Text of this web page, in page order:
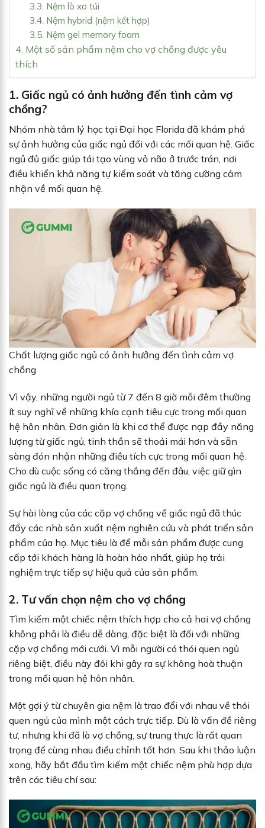
3.3. Nệm lò xo túi
3.4. Nệm hybrid (nệm kết hợp)
3.5. Nệm gel memory foam
4. Một số sản phẩm nệm cho vợ chồng được yêu
thích
1. Giấc ngủ có ảnh hưởng đến tình cảm vợ
chồng?
Nhóm nhà tâm lý học tại Đại học Florida đã khám phá
sự ảnh hưởng của giấc ngủ đối với các mối quan hệ. Giấc
ngủ đủ giấc giúp tái tạo vùng vỏ não ở trước trán, nơi
điều khiển khả năng tự kiểm soát và tăng cường cảm
nhận về mối quan hệ.
Chất lượng giấc ngủ có ảnh hưởng đến tình cảm vợ
chồng
Vì vậy, những người ngủ từ 7 đến 8 giờ mỗi đêm thường
ít suy nghĩ về những khía cạnh tiêu cực trong mối quan
hệ hôn nhân. Đơn giản là khi cơ thể được nạp đầy năng
lượng từ giấc ngủ, tinh thần sẽ thoải mái hơn và sẵn
sàng đón nhận những điều tích cực trong mối quan hệ.
Cho dù cuộc sống có căng thẳng đến đâu, việc giữ gìn
giấc ngủ là điều quan trọng.
Sự hài lòng của các cặp vợ chồng về giấc ngủ đã thúc
đẩy các nhà sản xuất nệm nghiên cứu và phát triển sản
phẩm của họ. Mục tiêu là để mỗi sản phẩm được cung
cấp tới khách hàng là hoàn hảo nhất, giúp họ trải
nghiệm trực tiếp sự hiệu quả của sản phẩm.
2. Tư vấn chọn nệm cho vợ chồng
Tìm kiếm một chiếc nệm thích hợp cho cả hai vợ chồng
không phải là điều dễ dàng, đặc biệt là đối với những
cặp vợ chồng mới cưới. Vì mỗi người có thói quen ngủ
riêng biệt, điều này đôi khi gây ra sự không hoà thuận
trong mối quan hệ hôn nhân.
Một gợi ý từ chuyên gia nệm là trao đổi với nhau về thói
quen ngủ của mình một cách trực tiếp. Dù là vấn đề riêng
tư, nhưng khi đã là vợ chồng, sự trung thực là rất quan
trọng để cùng nhau điều chỉnh tốt hơn. Sau khi thảo luận
xong, hãy bắt đầu tìm kiếm một chiếc nệm phù hợp dựa
trên các tiêu chí sau: